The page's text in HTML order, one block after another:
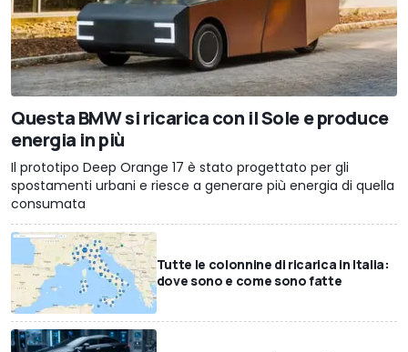
Questa BMW si ricarica con il Sole e produce
energia in più
Il prototipo Deep Orange 17 è stato progettato per gli
spostamenti urbani e riesce a generare più energia di quella
consumata
Tutte le colonnine di ricarica in Italia:
dove sono e come sono fatte